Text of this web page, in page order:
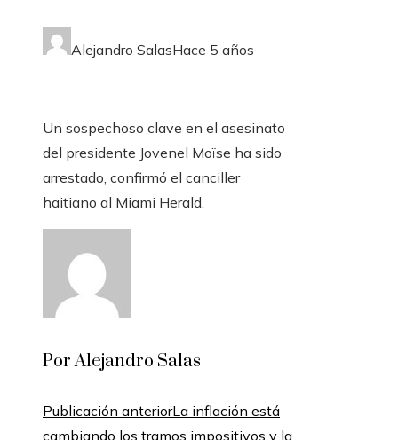
Alejandro SalasHace 5 años
Un sospechoso clave en el asesinato
del presidente Jovenel Moïse ha sido
arrestado, confirmó el canciller
haitiano al Miami Herald.
Por Alejandro Salas
Publicación anteriorLa inflación está
cambiando los tramos impositivos y la